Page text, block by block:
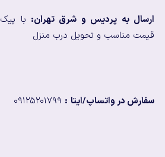
ارسال به پردیس و شرق تهران: با پیک
قیمت مناسب و تحویل درب منزل
سفارش در واتساپ/ایتا :